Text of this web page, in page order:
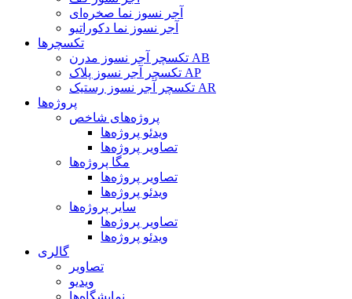
آجر نسوز نما صخره‌ای
آجر نسوز نما دکوراتیو
تکسچرها
تکسچر آجر نسوز مدرن AB
تکسچر آجر نسوز پلاک AP
تکسچر آجر نسوز رستیک AR
پروژه‌ها
پروژه‌های شاخص
ویدئو پروژه‌ها
تصاویر پروژه‌ها
مگا پروژه‌ها
تصاویر پروژه‌ها
ویدئو پروژه‌ها
سایر پروژه‌ها
تصاویر پروژه‌ها
ویدئو پروژه‌ها
گالری
تصاویر
ویدیو
نمایشگاه‌ها